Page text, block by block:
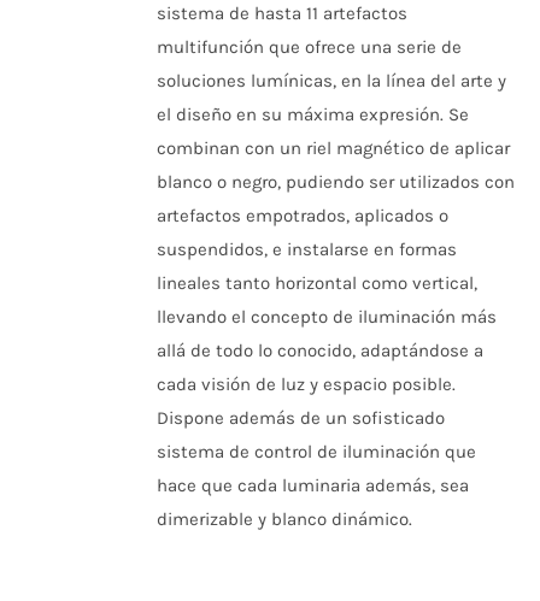
desde
$26.549
hasta
$142.419
sistema de hasta 11 artefactos
multifunción que ofrece una serie de
soluciones lumínicas, en la línea del arte y
el diseño en su máxima expresión. Se
combinan con un riel magnético de aplicar
blanco o negro, pudiendo ser utilizados con
artefactos empotrados, aplicados o
suspendidos, e instalarse en formas
lineales tanto horizontal como vertical,
llevando el concepto de iluminación más
allá de todo lo conocido, adaptándose a
cada visión de luz y espacio posible.
Dispone además de un sofisticado
sistema de control de iluminación que
hace que cada luminaria además, sea
dimerizable y blanco dinámico.